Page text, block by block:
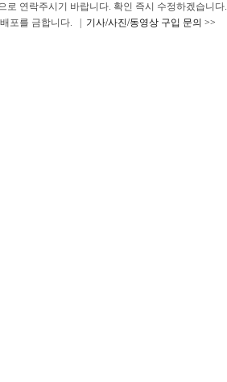
로 연락주시기 바랍니다. 확인 즉시 수정하겠습니다.
배포를 금합니다. | 기사/사진/동영상 구입 문의 >>